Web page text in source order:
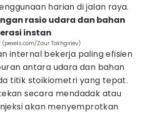
harian di jalan raya.
rasio udara dan bahan
instan
Zaur Takhgiriev)
internal bekerja paling efisien
antara udara dan bahan
titik stoikiometri yang tepat.
secara mendadak atau
akan menyemprotkan